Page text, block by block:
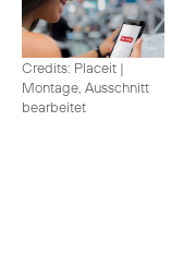
Credits: Placeit |
Montage, Ausschnitt
bearbeitet